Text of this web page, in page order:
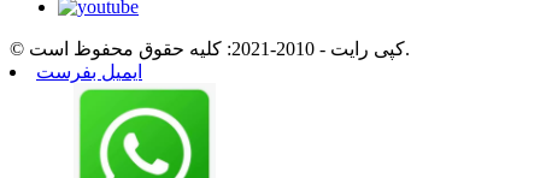
© کپی رایت - 2010-2021: کلیه حقوق محفوظ است.
ایمیل بفرست